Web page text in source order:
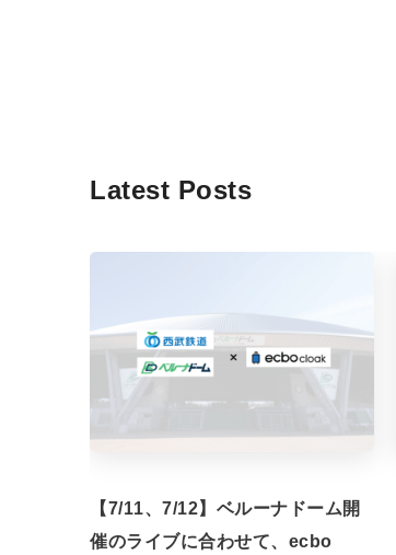
Latest Posts
【7/11、7/12】ベルーナドーム開
催のライブに合わせて、ecbo